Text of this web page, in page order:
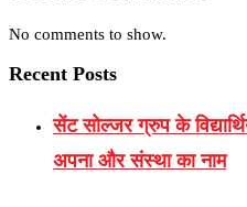
No comments to show.
Recent Posts
सेंट सोल्जर ग्रुप के
अपना और संस्था का नाम